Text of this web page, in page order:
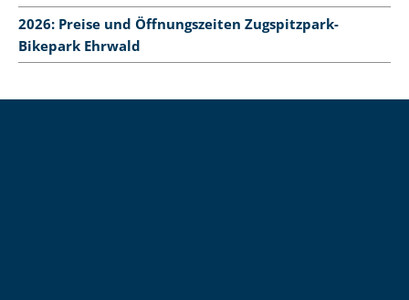
2026: Preise und Öffnungszeiten Zugspitzpark-
Bikepark Ehrwald